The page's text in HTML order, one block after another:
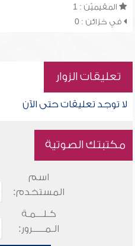
المقيميّن : 1
في خزائن : 0
تعليقات الزوار
لا توجد تعليقات حتى الآن
مكتبتك الصوتية
اسم
المستخدم:
كـلـــمـة
الـمـــــرور: